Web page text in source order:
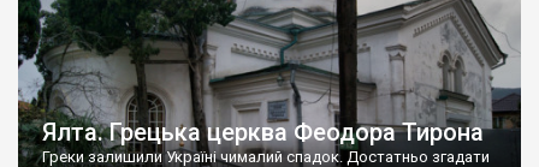
Ялта. Грецька церква Феодора Тирона
Греки залишили Україні чималий спадок. Достатньо згадати